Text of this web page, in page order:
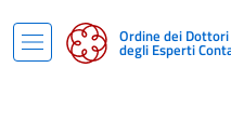
Ordine dei
degli Esperti